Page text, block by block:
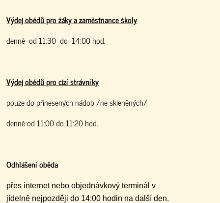
Výdej obědů pro žáky a zaměstnance školy
denně od 11:30 do 14:00 hod.
Výdej obědů pro cizí strávníky
pouze do přinesených nádob /ne skleněných/
denně od 11:00 do 11:20 hod.
Odhlášení oběda
přes internet nebo objednávkový terminál v
jídelně nejpozději do 14:00 hodin na další den.